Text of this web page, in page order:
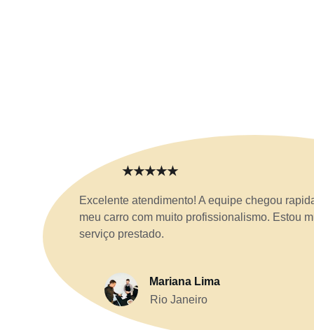
Excelente atendimento! A equipe chegou
meu carro com muito profissionalismo. Estou
serviço prestado.
Mariana Lima
Rio Janeiro
★★★★★